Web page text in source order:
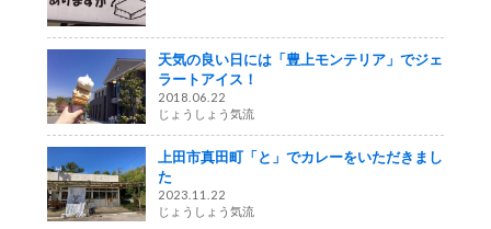
天気の良い日には「豊上モンテリア」でジェ
ラートアイス！
2018.06.22
じょうしょう気流
上田市真田町「と」でカレーをいただきまし
た
2023.11.22
じょうしょう気流